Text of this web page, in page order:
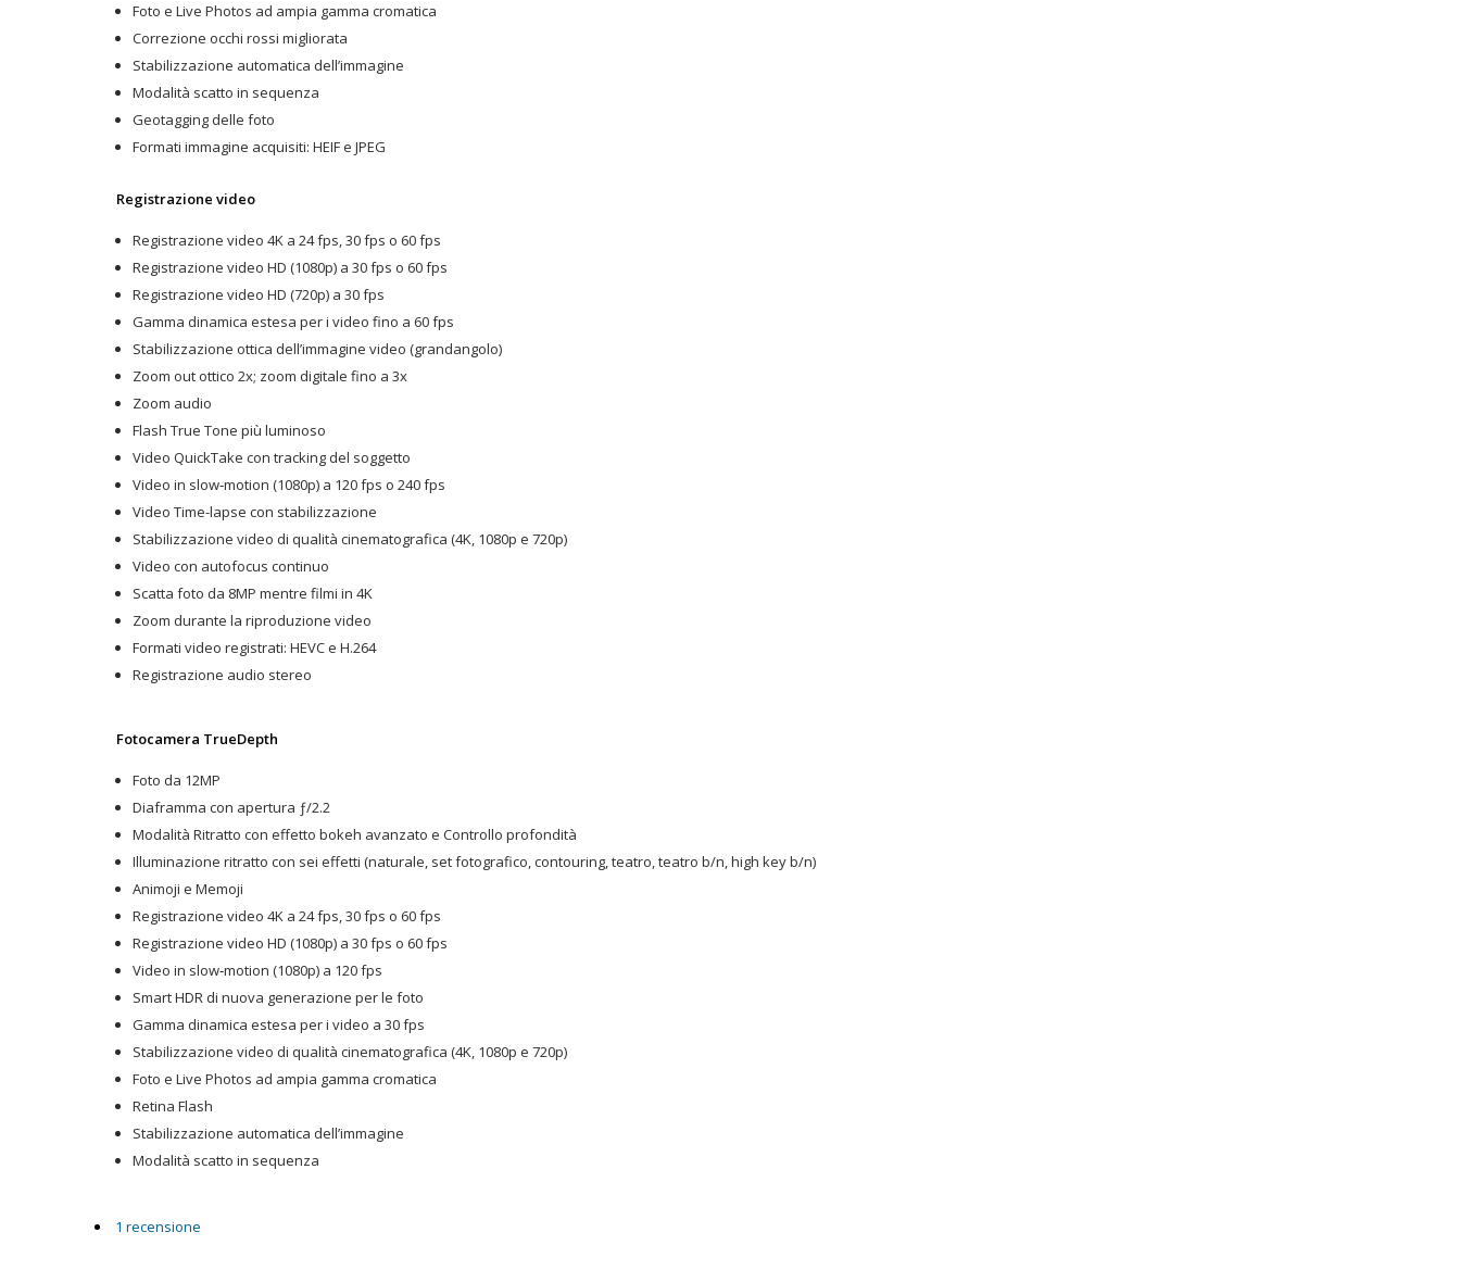
Foto e Live Photos ad ampia gamma cromatica
Correzione occhi rossi migliorata
Stabilizzazione automatica dell’immagine
Modalità scatto in sequenza
Geotagging delle foto
Formati immagine acquisiti: HEIF e JPEG
Registrazione video
Registrazione video 4K a 24 fps, 30 fps o 60 fps
Registrazione video HD (1080p) a 30 fps o 60 fps
Registrazione video HD (720p) a 30 fps
Gamma dinamica estesa per i video fino a 60 fps
Stabilizzazione ottica dell’immagine video (grandangolo)
Zoom out ottico 2x; zoom digitale fino a 3x
Zoom audio
Flash True Tone più luminoso
Video QuickTake con tracking del soggetto
Video in slow‑motion (1080p) a 120 fps o 240 fps
Video Time-lapse con stabilizzazione
Stabilizzazione video di qualità cinematografica (4K, 1080p e 720p)
Video con autofocus continuo
Scatta foto da 8MP mentre filmi in 4K
Zoom durante la riproduzione video
Formati video registrati: HEVC e H.264
Registrazione audio stereo
Fotocamera TrueDepth
Foto da 12MP
Diaframma con apertura ƒ/2.2
Modalità Ritratto con effetto bokeh avanzato e Controllo profondità
Illuminazione ritratto con sei effetti (naturale, set fotografico, contouring, teatro, teatro b/n, high key b/n)
Animoji e Memoji
Registrazione video 4K a 24 fps, 30 fps o 60 fps
Registrazione video HD (1080p) a 30 fps o 60 fps
Video in slow‑motion (1080p) a 120 fps
Smart HDR di nuova generazione per le foto
Gamma dinamica estesa per i video a 30 fps
Stabilizzazione video di qualità cinematografica (4K, 1080p e 720p)
Foto e Live Photos ad ampia gamma cromatica
Retina Flash
Stabilizzazione automatica dell’immagine
Modalità scatto in sequenza
1 recensione